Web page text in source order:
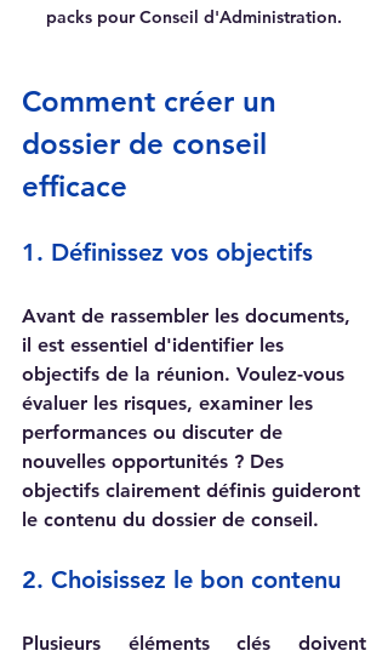
packs pour Conseil d'Administration.
Comment créer un
dossier de conseil
efficace
1. Définissez vos objectifs
Avant de rassembler les documents,
il est essentiel d'identifier les
objectifs de la réunion. Voulez-vous
évaluer les risques, examiner les
performances ou discuter de
nouvelles opportunités ? Des
objectifs clairement définis guideront
le contenu du dossier de conseil.
2. Choisissez le bon contenu
Plusieurs éléments clés doivent